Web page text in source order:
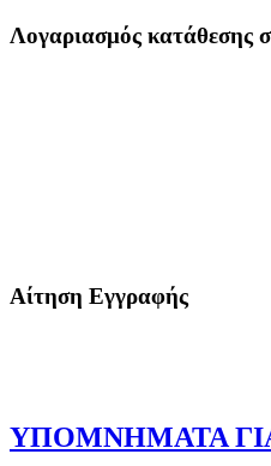
Λογαριασμός κατάθεσης
Αίτηση Εγγραφής
ΥΠΟΜΝΗΜΑΤΑ